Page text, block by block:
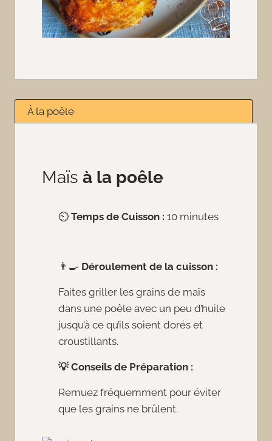
À la poêle
Maïs à la poêle
⏲️ Temps de Cuisson : 10 minutes
👨‍🍳 Déroulement de la cuisson :
Faites griller les grains de maïs
dans une poêle avec un peu d’huile
jusqu’à ce qu’ils soient dorés et
croustillants.
💡 Conseils de Préparation :
Remuez fréquemment pour éviter
que les grains ne brûlent.